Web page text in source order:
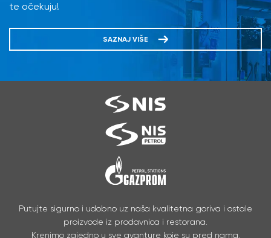
te očekuju!
SAZNAJ VIŠE
Putujte sigurno i udobno uz naša kvalitetna goriva i ostale
proizvode iz prodavnica i restorana.
Krenimo zajedno u sve avanture koje su pred nama.